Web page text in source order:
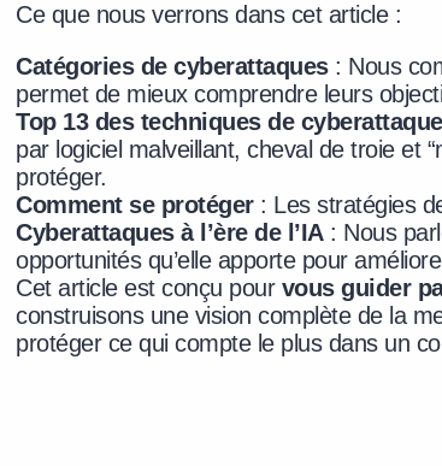
Ce que nous verrons dans cet article :
Catégories de cyberattaques: Nous
permet de mieux comprendre leurs
Top 13 des techniques de
par logiciel malveillant, cheval de troie et
protéger.
Comment se protéger: Les stratégies
Cyberattaques à l’ère de l’IA: Nous
opportunités qu’elle apporte pour
Cet article est conçu pour vous guider
construisons une vision complète de la
protéger ce qui compte le plus dans un